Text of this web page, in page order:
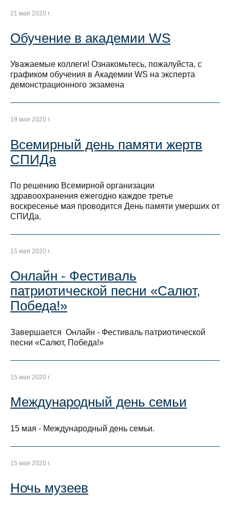
21 мая 2020 г.
Обучение в академии WS
Уважаемые коллеги! Ознакомьтесь, пожалуйста, с
графиком обучения в Академии WS на эксперта
демонстрационного экзамена
19 мая 2020 г.
Всемирный день памяти жертв
СПИДа
По решению Всемирной организации
здравоохранения ежегодно каждое третье
воскресенье мая проводится День памяти умерших от
СПИДа.
15 мая 2020 г.
Онлайн - Фестиваль
патриотической песни «Салют,
Победа!»
Завершается Онлайн - Фестиваль патриотической
песни «Салют, Победа!»
15 мая 2020 г.
Международный день семьи
15 мая - Международный день семьи.
15 мая 2020 г.
Ночь музеев